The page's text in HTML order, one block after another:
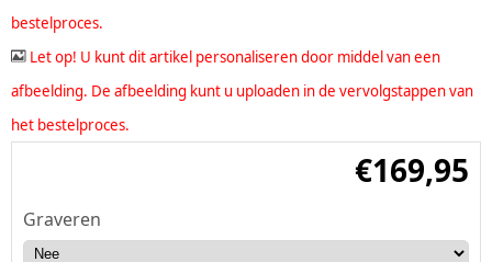
bestelproces.
Let op! U kunt dit artikel personaliseren door middel van een
afbeelding. De afbeelding kunt u uploaden in de vervolgstappen van
het bestelproces.
€169,95
Graveren